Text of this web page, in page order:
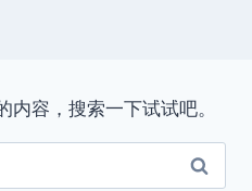
容，搜索一下试试吧。